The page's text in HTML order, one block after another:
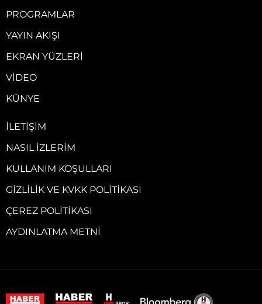
PROGRAMLAR
YAYIN AKIŞI
EKRAN YÜZLERI
VIDEO
KÜNYE
İLETIŞIM
NASIL İZLERIM
KULLANIM KOŞULLARI
GIZLILIK VE KVKK POLITIKASI
ÇEREZ POLITIKASI
AYDINLATMA METNI